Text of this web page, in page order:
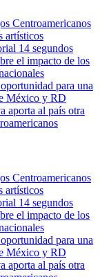
Centroamericanos
artísticos
14 segundos
el impacto de los
para una
México y RD
aporta al país otra
Centroamericanos
artísticos
14 segundos
el impacto de los
para una
México y RD
aporta al país otra